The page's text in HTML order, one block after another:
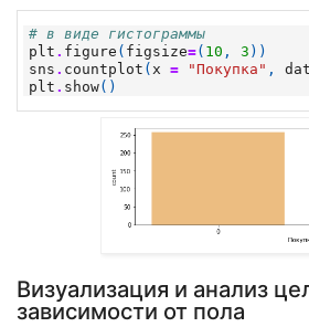
# в виде гистограммы
plt . figure ( figsize=( 10 , 3 ))
sns . countplot ( x = "Покупка" ,
plt . show()
Визуализация и анализ
зависимости от пола